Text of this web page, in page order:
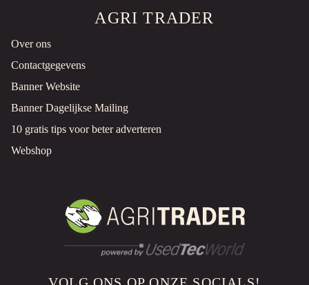
AGRI TRADER
Over ons
Contactgegevens
Banner Website
Banner Dagelijkse Mailing
10 gratis tips voor beter adverteren
Webshop